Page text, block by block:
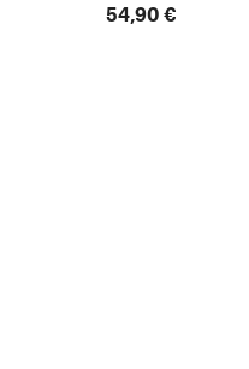
54,90 €